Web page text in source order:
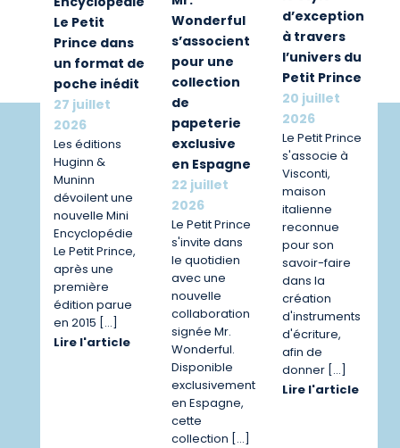
Le Petit
Prince dans
un format de
poche inédit
27 juillet
2026
Les éditions
Huginn &
Muninn
dévoilent une
nouvelle Mini
Encyclopédie
Le Petit Prince,
après une
première
édition parue
en 2015 […]
Lire l'article
Wonderful
s’associent
pour une
collection
de
papeterie
exclusive
en Espagne
22 juillet
2026
Le Petit Prince
s'invite dans
le quotidien
avec une
nouvelle
collaboration
signée Mr.
Wonderful.
Disponible
exclusivement
en Espagne,
cette
collection […]
d’exception
à travers
l’univers du
Petit Prince
20 juillet
2026
Le Petit Prince
s'associe à
Visconti,
maison
italienne
reconnue
pour son
savoir-faire
dans la
création
d'instruments
d'écriture,
afin de
donner […]
Lire l'article